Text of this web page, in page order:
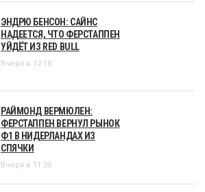
ЭНДРЮ БЕНСОН: САЙНС
НАДЕЕТСЯ, ЧТО ФЕРСТАППЕН
УЙДЁТ ИЗ RED BULL
Вчера в 12:18
РАЙМОНД ВЕРМЮЛЕН:
ФЕРСТАППЕН ВЕРНУЛ РЫНОК
Ф1 В НИДЕРЛАНДАХ ИЗ
СПЯЧКИ
Вчера в 11:20